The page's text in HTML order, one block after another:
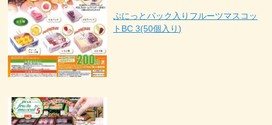
ぷにっとパック入りフルーツマスコッ
トBC 3(50個入り)